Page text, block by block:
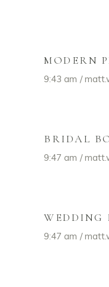
MODERN
9:43 am
BRIDAL
9:47 am
WEDDING
9:47 am